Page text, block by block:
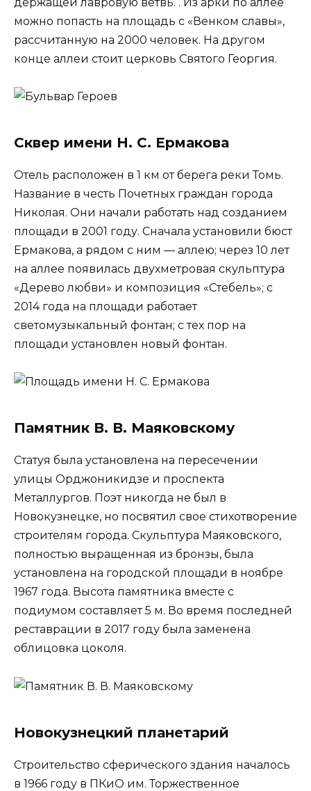
можно попасть на площадь с «Венком славы»,
рассчитанную на 2000 человек. На другом
конце аллеи стоит церковь Святого Георгия.
Сквер имени Н. С. Ермакова
Отель расположен в 1 км от берега реки Томь.
Название в честь Почетных граждан города
Николая. Они начали работать над созданием
площади в 2001 году. Сначала установили бюст
Ермакова, а рядом с ним — аллею; через 10 лет
на аллее появилась двухметровая скульптура
«Дерево любви» и композиция «Стебель»; с
2014 года на площади работает
светомузыкальный фонтан; с тех пор на
площади установлен новый фонтан.
Памятник В. В. Маяковскому
Статуя была установлена на пересечении
улицы Орджоникидзе и проспекта
Металлургов. Поэт никогда не был в
Новокузнецке, но посвятил свое стихотворение
строителям города. Скульптура Маяковского,
полностью выращенная из бронзы, была
установлена на городской площади в ноябре
1967 года. Высота памятника вместе с
подиумом составляет 5 м. Во время последней
реставрации в 2017 году была заменена
облицовка цоколя.
Новокузнецкий планетарий
Строительство сферического здания началось
в 1966 году в ПКиО им. Торжественное